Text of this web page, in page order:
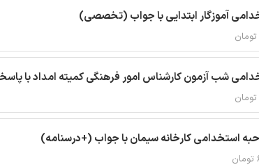
آموزگار ابتدایی با جواب (تخصصی)
شب آزمون کارشناس امور فرهنگی کمیته امداد با
استخدامی کارخانه سیمان با جواب (+درسنامه)